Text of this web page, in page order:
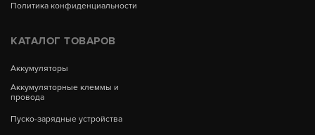
Политика конфиденциальности
КАТАЛОГ ТОВАРОВ
Аккумуляторы
Аккумуляторные клеммы и
провода
Пуско-зарядные устройства